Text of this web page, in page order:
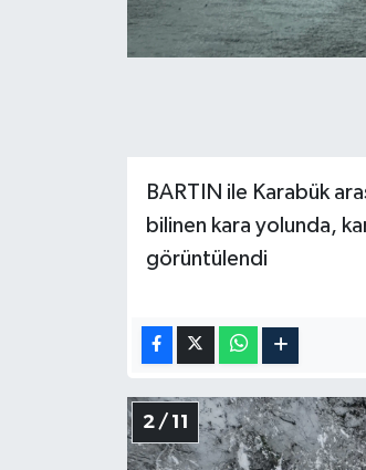
BARTIN ile Karabük
bilinen kara yolunda,
görüntülendi
2 / 11